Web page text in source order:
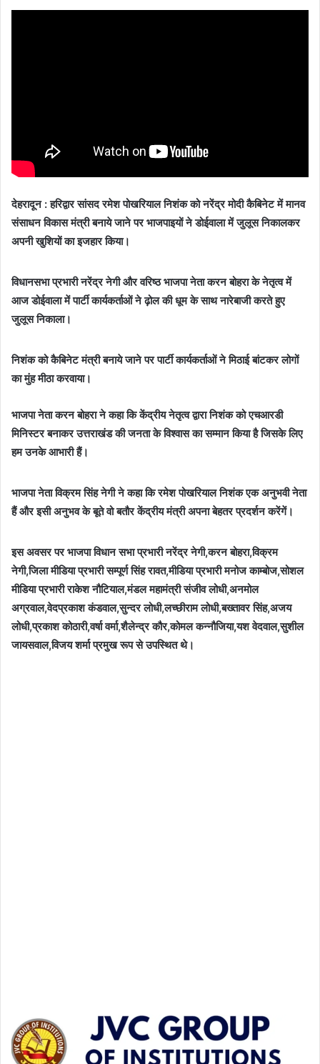
देहरादून : हरिद्वार सांसद रमेश पोखरियाल निशंक को नरेंद्र मोदी कैबिनेट में मानव
संसाधन विकास मंत्री बनाये जाने पर भाजपाइयों ने डोईवाला में जुलूस निकालकर
अपनी खुशियों का इजहार किया।
विधानसभा प्रभारी नरेंद्र नेगी और वरिष्ठ भाजपा नेता करन बोहरा के नेतृत्व में
आज डोईवाला में पार्टी कार्यकर्ताओं ने ढ़ोल की धूम के साथ नारेबाजी करते हुए
जुलूस निकाला।
निशंक को कैबिनेट मंत्री बनाये जाने पर पार्टी कार्यकर्ताओं ने मिठाई बांटकर लोगों
का मुंह मीठा करवाया।
भाजपा नेता करन बोहरा ने कहा कि केंद्रीय नेतृत्व द्वारा निशंक को एचआरडी
मिनिस्टर बनाकर उत्तराखंड की जनता के विश्वास का सम्मान किया है जिसके लिए
हम उनके आभारी हैं।
भाजपा नेता विक्रम सिंह नेगी ने कहा कि रमेश पोखरियाल निशंक एक अनुभवी नेता
हैं और इसी अनुभव के बूते वो बतौर केंद्रीय मंत्री अपना बेहतर प्रदर्शन करेंगें।
इस अवसर पर भाजपा विधान सभा प्रभारी नरेंद्र नेगी,करन बोहरा,विक्रम
नेगी,जिला मीडिया प्रभारी सम्पूर्ण सिंह रावत,मीडिया प्रभारी मनोज काम्बोज,सोशल
मीडिया प्रभारी राकेश नौटियाल,मंडल महामंत्री संजीव लोधी,अनमोल
अग्रवाल,वेदप्रकाश कंडवाल,सुन्दर लोधी,लच्छीराम लोधी,बख्तावर सिंह,अजय
लोधी,प्रकाश कोठारी,वर्षा वर्मा,शैलेन्द्र कौर,कोमल कन्नौजिया,यश वेदवाल,सुशील
जायसवाल,विजय शर्मा प्रमुख रूप से उपस्थित थे।